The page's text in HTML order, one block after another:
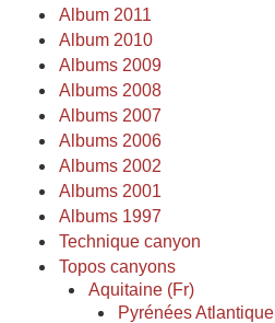
Album 2011
Album 2010
Albums 2009
Albums 2008
Albums 2007
Albums 2006
Albums 2002
Albums 2001
Albums 1997
Technique canyon
Topos canyons
Aquitaine (Fr)
Pyrénées Atlantique